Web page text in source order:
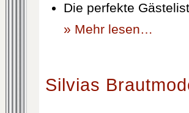
Die perfekte
» Mehr lesen…
Silvias